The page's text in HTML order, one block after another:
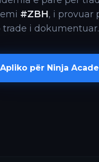
#ZBH, i provuar
trade i
Apliko për Ninja